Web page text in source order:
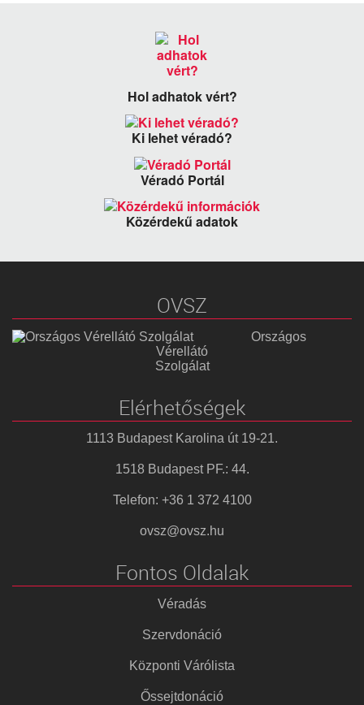
Hol adhatok vért?
Ki lehet véradó?
Véradó Portál
Közérdekű adatok
OVSZ
Országos
Vérellátó
Szolgálat
Elérhetőségek
1113 Budapest Karolina út 19-21.
1518 Budapest PF.: 44.
Telefon: +36 1 372 4100
ovsz@ovsz.hu
Fontos Oldalak
Véradás
Szervdonáció
Központi Várólista
Őssejtdonáció